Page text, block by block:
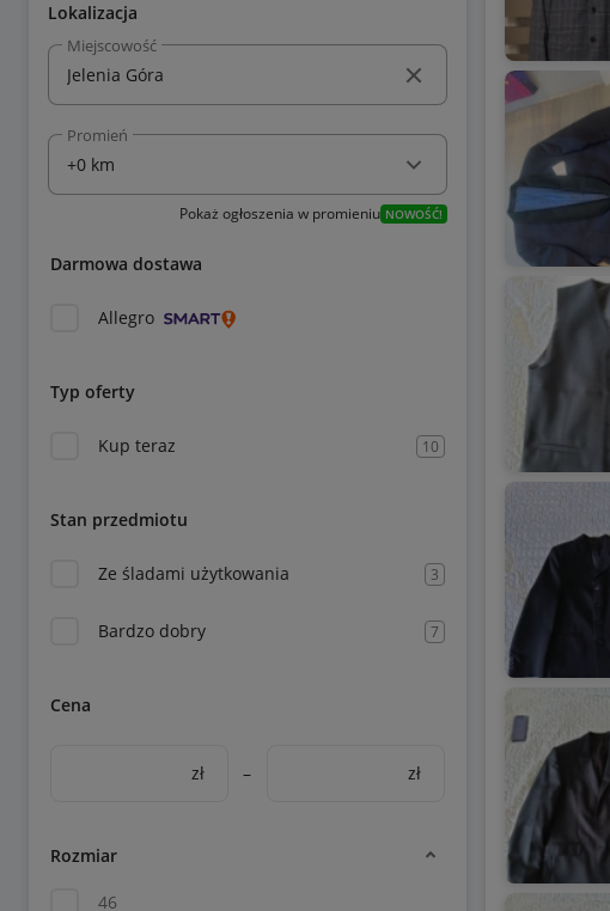
Lokalizacja
Miejscowość
Promień
Pokaż ogłoszenia w promieniu NOWOŚĆ!
Darmowa dostawa
Allegro
Typ oferty
Kup teraz 10
Stan przedmiotu
Ze śladami użytkowania 3
Bardzo dobry 7
Cena
zł – zł
Rozmiar
46